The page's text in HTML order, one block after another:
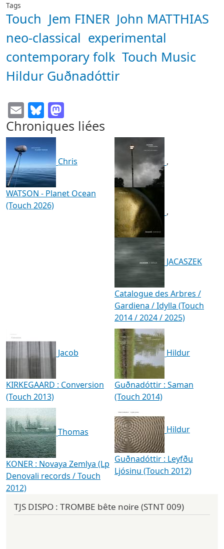
Tags
Touch Jem FINER John MATTHIAS
neo-classical experimental
contemporary folk Touch Music
Hildur Guðnadóttir
EmailBluesky
Chroniques liées
Chris
WATSON - Planet Ocean
(Touch 2026)
,
,
JACASZEK
Catalogue des Arbres /
Gardiena / Idylla (Touch
2014 / 2024 / 2025)
Jacob
KIRKEGAARD : Conversion
(Touch 2013)
Hildur
Guðnadóttir : Saman
(Touch 2014)
Thomas
KONER : Novaya Zemlya (Lp
Denovali records / Touch
2012)
Hildur
Guðnadóttir : Leyfðu
Ljósinu (Touch 2012)
TJS DISPO : TROMBE bête noire (STNT 009)